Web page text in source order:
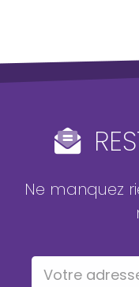
Ne manquez
Votre